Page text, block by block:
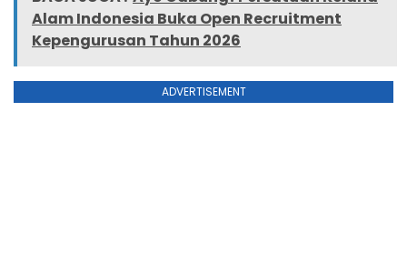
Alam Indonesia Buka Open Recruitment
Kepengurusan Tahun 2026
ADVERTISEMENT